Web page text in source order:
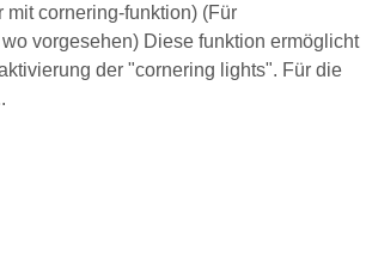
mit cornering-funktion) (Für
vorgesehen) Diese funktion ermöglicht
der "cornering lights". Für die